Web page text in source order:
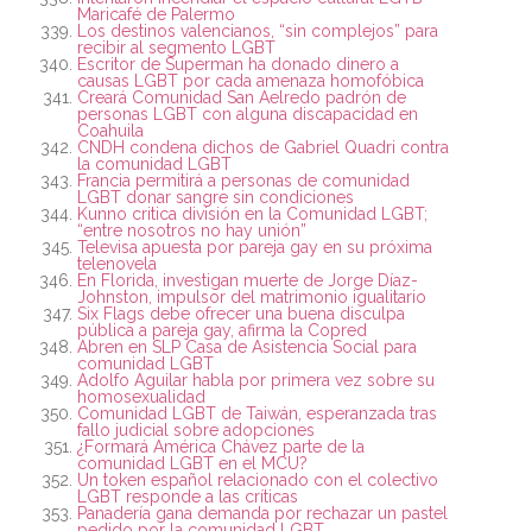
Maricafé de Palermo
Los destinos valencianos, “sin complejos” para
recibir al segmento LGBT
Escritor de Superman ha donado dinero a
causas LGBT por cada amenaza homofóbica
Creará Comunidad San Aelredo padrón de
personas LGBT con alguna discapacidad en
Coahuila
CNDH condena dichos de Gabriel Quadri contra
la comunidad LGBT
Francia permitirá a personas de comunidad
LGBT donar sangre sin condiciones
Kunno critica división en la Comunidad LGBT;
“entre nosotros no hay unión”
Televisa apuesta por pareja gay en su próxima
telenovela
En Florida, investigan muerte de Jorge Díaz-
Johnston, impulsor del matrimonio igualitario
Six Flags debe ofrecer una buena disculpa
pública a pareja gay, afirma la Copred
Abren en SLP Casa de Asistencia Social para
comunidad LGBT
Adolfo Aguilar habla por primera vez sobre su
homosexualidad
Comunidad LGBT de Taiwán, esperanzada tras
fallo judicial sobre adopciones
¿Formará América Chávez parte de la
comunidad LGBT en el MCU?
Un token español relacionado con el colectivo
LGBT responde a las críticas
Panadería gana demanda por rechazar un pastel